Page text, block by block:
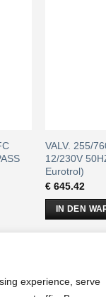
experience, serve
VALV. 255/
12/230V
Eurotrol)
€ 645.42
IN DEN
Impressum